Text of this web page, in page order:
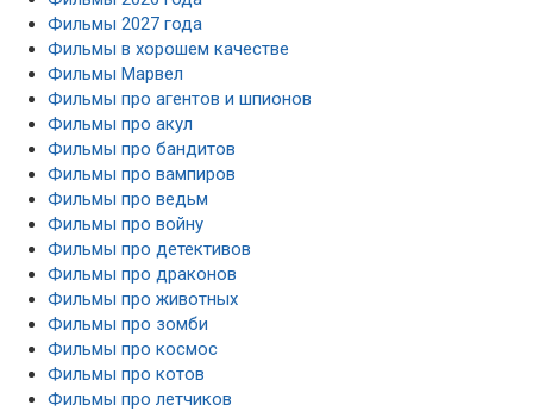
Фильмы 2027 года
Фильмы в хорошем качестве
Фильмы Марвел
Фильмы про агентов и шпионов
Фильмы про акул
Фильмы про бандитов
Фильмы про вампиров
Фильмы про ведьм
Фильмы про войну
Фильмы про детективов
Фильмы про драконов
Фильмы про животных
Фильмы про зомби
Фильмы про космос
Фильмы про котов
Фильмы про летчиков